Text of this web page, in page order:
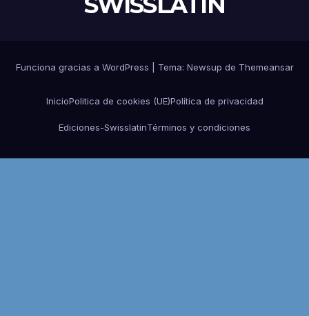
Funciona gracias a WordPress Tema: Newsup de Themeansar
InicioPolitica de cookies (UE)Política de privacidad
Ediciones-SwisslatinTérminos y condiciones